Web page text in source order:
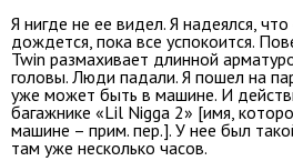
Я нигде не ее видел. Я надеялся,
дождется, пока все успокоится.
Twin размахивает длинной
головы. Люди падали. Я пошел на
уже может быть в машине. И
багажнике «Lil Nigga 2» [имя,
машине – прим. пер.]. У нее был
там уже несколько часов.